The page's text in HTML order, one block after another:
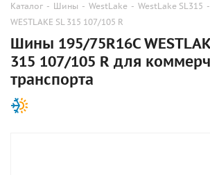
Каталог - Шины - WestLake - WestLake SL315 -
WESTLAKE SL 315 107/105 R
Шины 195/75R16C
315 107/105 R для
транспорта